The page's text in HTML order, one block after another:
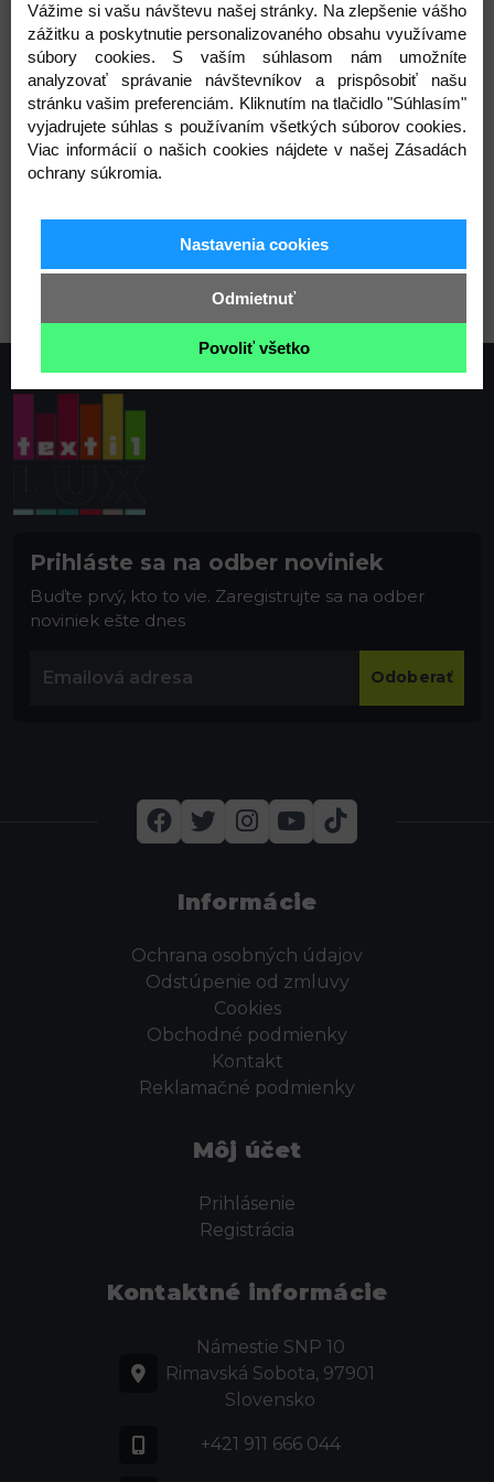
Zloženie: juta
Šírka: 35 mm
Originálne balenie: 25 m
Hrúbka: 3 mm
Varianty
Prihláste sa na odber noviniek
Buďte prvý, kto to vie. Zaregistrujte sa na odber
noviniek ešte dnes
Odoberať
Informácie
Ochrana osobných údajov
Odstúpenie od zmluvy
Cookies
Obchodné podmienky
Kontakt
Reklamačné podmienky
Môj účet
Prihlásenie
Registrácia
Kontaktné informácie
Námestie SNP 10
Rimavská Sobota, 97901
Slovensko
+421 911 666 044
Vážime si vašu návštevu našej stránky. Na zlepšenie vášho
zážitku a poskytnutie personalizovaného obsahu využívame
súbory cookies. S vaším súhlasom nám umožníte
analyzovať správanie návštevníkov a prispôsobiť našu
stránku vašim preferenciám. Kliknutím na tlačidlo "Súhlasím"
vyjadrujete súhlas s používaním všetkých súborov cookies.
Viac informácií o našich cookies nájdete v našej Zásadách
ochrany súkromia.
Nastavenia cookies
Odmietnuť
Povoliť všetko